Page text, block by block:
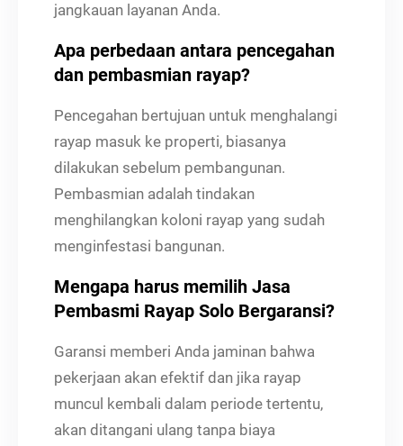
jangkauan layanan Anda.
Apa perbedaan antara pencegahan
dan pembasmian rayap?
Pencegahan bertujuan untuk menghalangi
rayap masuk ke properti, biasanya
dilakukan sebelum pembangunan.
Pembasmian adalah tindakan
menghilangkan koloni rayap yang sudah
menginfestasi bangunan.
Mengapa harus memilih Jasa
Pembasmi Rayap Solo Bergaransi?
Garansi memberi Anda jaminan bahwa
pekerjaan akan efektif dan jika rayap
muncul kembali dalam periode tertentu,
akan ditangani ulang tanpa biaya